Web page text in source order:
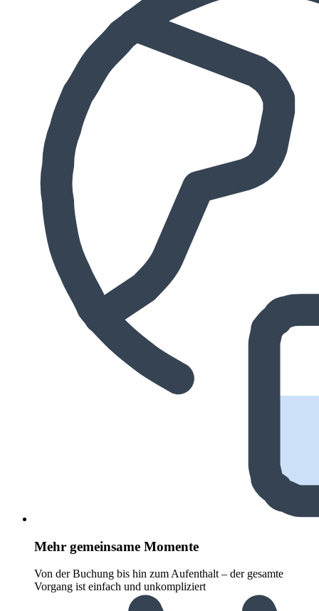
Mehr gemeinsame Momente
Von der Buchung bis hin zum Aufenthalt – der gesamte
Vorgang ist einfach und unkompliziert